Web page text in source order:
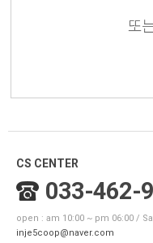
또
CS CENTER
033-462-
open : am 10:00 ~ pm 06:00 /
inje5coop@naver.com